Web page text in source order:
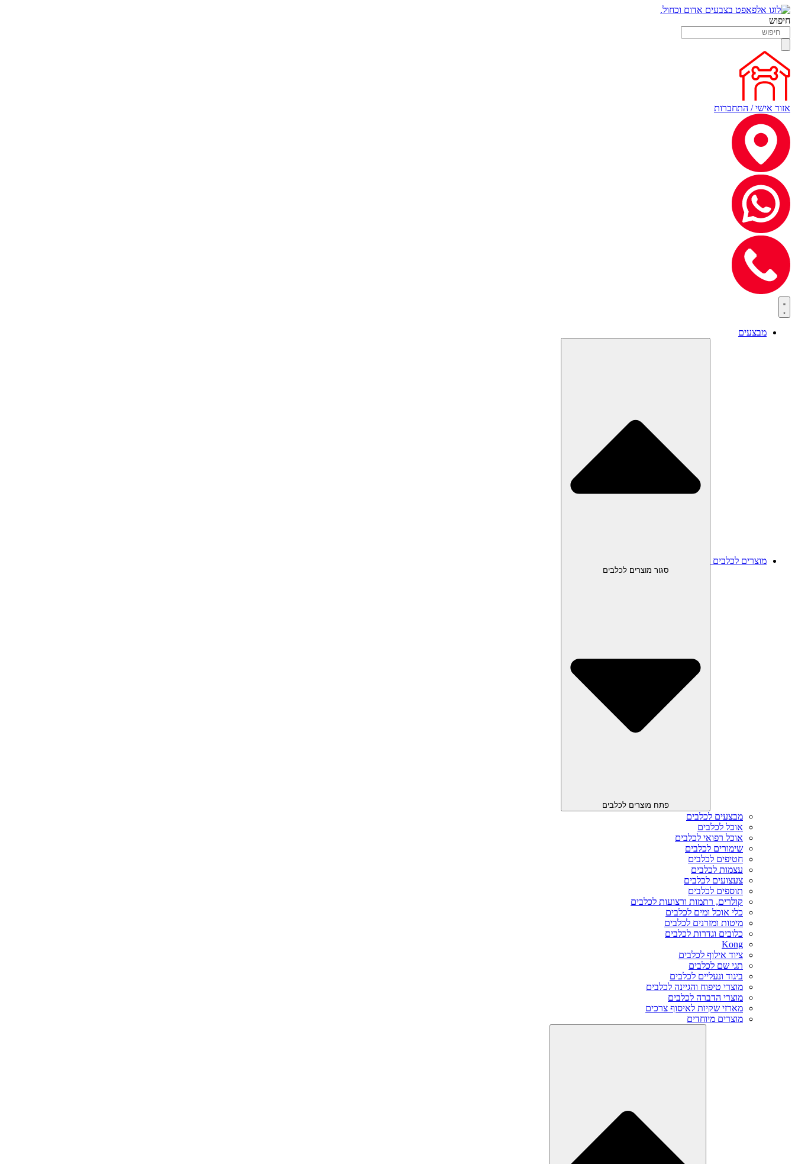
חיפוש
אזור אישי / התחברות
מבצעים
מוצרים לכלבים
סגור מוצרים לכלבים
פתח מוצרים לכלבים
מבצעים לכלבים
אוכל לכלבים
אוכל רפואי לכלבים
שימורים לכלבים
חטיפים לכלבים
עצמות לכלבים
צעצועים לכלבים
תוספים לכלבים
קולרים, רתמות ורצועות לכלבים
כלי אוכל ומים לכלבים
מיטות ומזרנים לכלבים
כלובים וגדרות לכלבים
Kong
ציוד אילוף לכלבים
תגי שם לכלבים
ביגוד ונעליים לכלבים
מוצרי טיפוח והגיינה לכלבים
מוצרי הדברה לכלבים
מארזי שקיות לאיסוף צרכים
מוצרים מיוחדים